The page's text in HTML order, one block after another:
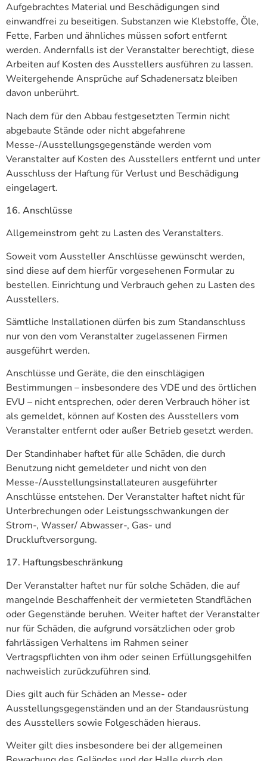
Aufgebrachtes Material und Beschädigungen sind
einwandfrei zu beseitigen. Substanzen wie Klebstoffe, Öle,
Fette, Farben und ähnliches müssen sofort entfernt
werden. Andernfalls ist der Veranstalter berechtigt, diese
Arbeiten auf Kosten des Ausstellers ausführen zu lassen.
Weitergehende Ansprüche auf Schadenersatz bleiben
davon unberührt.
Nach dem für den Abbau festgesetzten Termin nicht
abgebaute Stände oder nicht abgefahrene
Messe-/Ausstellungsgegenstände werden vom
Veranstalter auf Kosten des Ausstellers entfernt und unter
Ausschluss der Haftung für Verlust und Beschädigung
eingelagert.
16. Anschlüsse
Allgemeinstrom geht zu Lasten des Veranstalters.
Soweit vom Aussteller Anschlüsse gewünscht werden,
sind diese auf dem hierfür vorgesehenen Formular zu
bestellen. Einrichtung und Verbrauch gehen zu Lasten des
Ausstellers.
Sämtliche Installationen dürfen bis zum Standanschluss
nur von den vom Veranstalter zugelassenen Firmen
ausgeführt werden.
Anschlüsse und Geräte, die den einschlägigen
Bestimmungen – insbesondere des VDE und des örtlichen
EVU – nicht entsprechen, oder deren Verbrauch höher ist
als gemeldet, können auf Kosten des Ausstellers vom
Veranstalter entfernt oder außer Betrieb gesetzt werden.
Der Standinhaber haftet für alle Schäden, die durch
Benutzung nicht gemeldeter und nicht von den
Messe-/Ausstellungsinstallateuren ausgeführter
Anschlüsse entstehen. Der Veranstalter haftet nicht für
Unterbrechungen oder Leistungsschwankungen der
Strom-, Wasser/ Abwasser-, Gas- und
Druckluftversorgung.
17. Haftungsbeschränkung
Der Veranstalter haftet nur für solche Schäden, die auf
mangelnde Beschaffenheit der vermieteten Standflächen
oder Gegenstände beruhen. Weiter haftet der Veranstalter
nur für Schäden, die aufgrund vorsätzlichen oder grob
fahrlässigen Verhaltens im Rahmen seiner
Vertragspflichten von ihm oder seinen Erfüllungsgehilfen
nachweislich zurückzuführen sind.
Dies gilt auch für Schäden an Messe- oder
Ausstellungsgegenständen und an der Standausrüstung
des Ausstellers sowie Folgeschäden hieraus.
Weiter gilt dies insbesondere bei der allgemeinen